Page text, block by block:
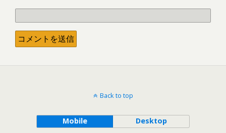
Back to top
Mobile Desktop